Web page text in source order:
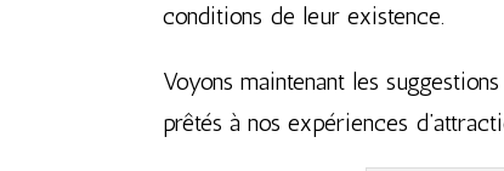
conditions de leur existence.
Voyons maintenant les
prêtés à nos expériences